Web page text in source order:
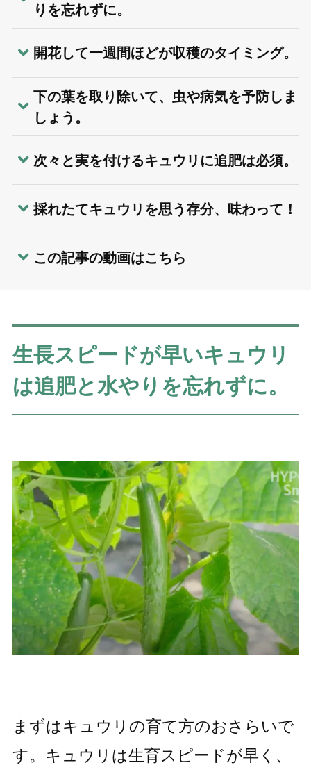
りを忘れずに。
開花して一週間ほどが収穫のタイミング。
下の葉を取り除いて、虫や病気を予防しま
しょう。
次々と実を付けるキュウリに追肥は必須。
採れたてキュウリを思う存分、味わって！
この記事の動画はこちら
生長スピードが早いキュウリ
は追肥と水やりを忘れずに。
まずはキュウリの育て方のおさらいで
す。キュウリは生育スピードが早く、